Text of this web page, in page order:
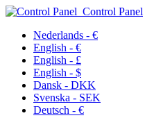
Control Panel
Nederlands - €
English - €
English - £
English - $
Dansk - DKK
Svenska - SEK
Deutsch - €